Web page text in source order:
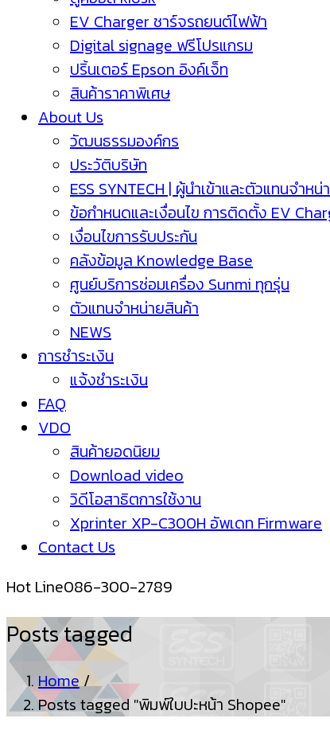
EV Charger ชาร์จรถยนต์ไฟฟ้า
Digital signage ฟรีโปรแกรม
ปริ้นเตอร์ Epson อิงค์เจ็ท
สินค้าราคาพิเศษ
About Us
วัฒนธรรมองค์กร
ประวัติบริษัท
ESS SYNTECH | ผู้นำเข้าและตัวแทนจำห
ข้อกำหนดและเงื่อนไข การติดตั้ง EV
เงื่อนไขการรับประกัน
คลังข้อมูล Knowledge Base
ศูนย์บริการซ่อมเครื่อง Sunmi ทุกรุ่น
ตัวแทนจำหน่ายสินค้า
NEWS
การชำระเงิน
แจ้งชำระเงิน
FAQ
VDO
สินค้ายอดนิยม
Download video
วิดีโอสาธิตการใช้งาน
Xprinter XP-C300H อัพเดท Firmware
Contact Us
Hot Line086-300-2789
Posts tagged
Home/
Posts tagged "พิมพ์ใบปะหน้า Shopee"